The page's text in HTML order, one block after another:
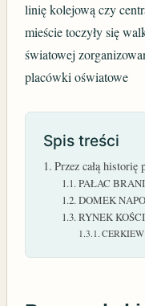
linię kolejową czy
mieście toczyły się
światowej
placówki oświatowe
Spis treści
Przez całą historię
PAŁAC
DOMEK
RYNEK